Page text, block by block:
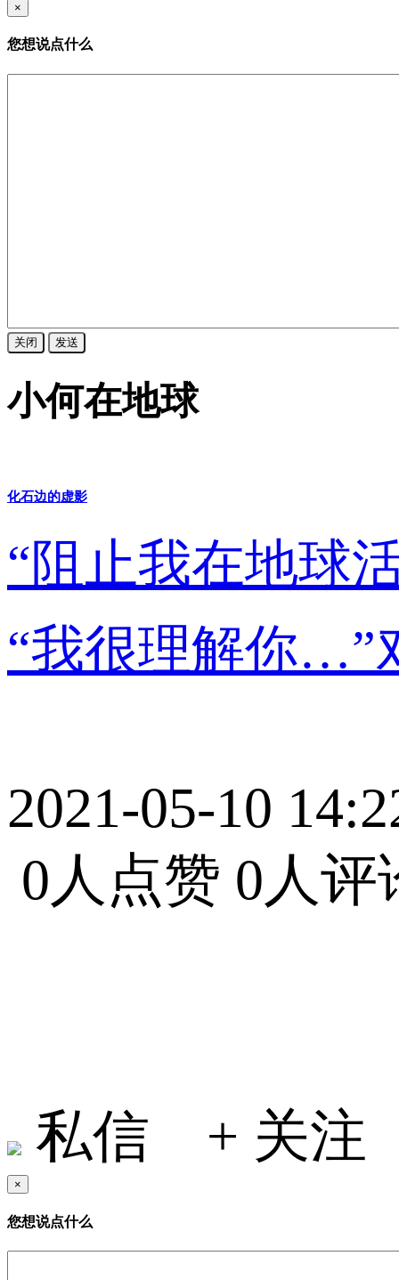
×
您想说点什么
关闭 发送
小何在地球
化石边的虚影
“阻止我在地球
“我很理解你…”
2021-05-10
0人点赞 0人评
私信 + 关注
×
您想说点什么